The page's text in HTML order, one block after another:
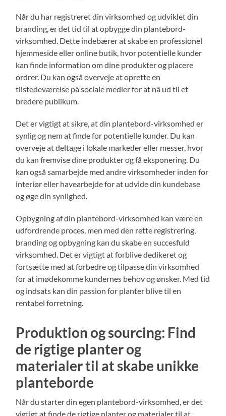
Når du har registreret din virksomhed og udviklet din
branding, er det tid til at opbygge din plantebord-
virksomhed. Dette indebærer at skabe en professionel
hjemmeside eller online butik, hvor potentielle kunder
kan finde information om dine produkter og placere
ordrer. Du kan også overveje at oprette en
tilstedeværelse på sociale medier for at nå ud til et
bredere publikum.
Det er vigtigt at sikre, at din plantebord-virksomhed er
synlig og nem at finde for potentielle kunder. Du kan
overveje at deltage i lokale markeder eller messer, hvor
du kan fremvise dine produkter og få eksponering. Du
kan også samarbejde med andre virksomheder inden for
interiør eller havearbejde for at udvide din kundebase
og øge din synlighed.
Opbygning af din plantebord-virksomhed kan være en
udfordrende proces, men med den rette registrering,
branding og opbygning kan du skabe en succesfuld
virksomhed. Det er vigtigt at forblive dedikeret og
fortsætte med at forbedre og tilpasse din virksomhed
for at imødekomme kundernes behov og ønsker. Med tid
og indsats kan din passion for planter blive til en
rentabel forretning.
Produktion og sourcing: Find
de rigtige planter og
materialer til at skabe unikke
planteborde
Når du starter din egen plantebord-virksomhed, er det
vigtigt at finde de rigtige planter og materialer til at